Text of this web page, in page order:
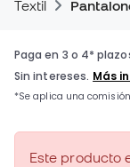
Textil
Este producto